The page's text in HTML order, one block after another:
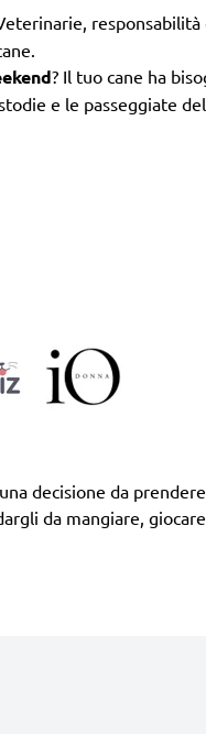
? Il tuo cane ha
e le passeggiate
decisione da
da mangiare,